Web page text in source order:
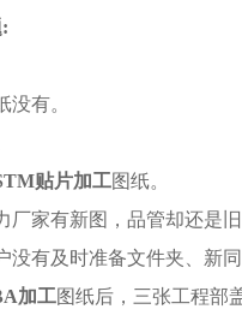
有。
贴片加工图纸。
厂家有新图，品管却还是
没有及时准备文件夹、新
加工图纸后，三张工程部